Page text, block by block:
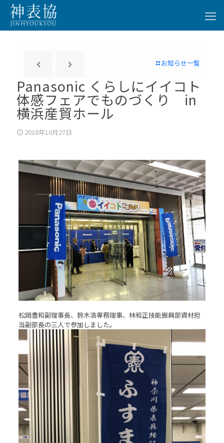
お知らせ一覧
Panasonic くらしにイイコト
体感フェアでものづくり in
横浜産貿ホール
2018年10月27日
松岡豊和副理事長、鈴木浩専務理事、林和正技能振興部資材担
当副部長の三人で参加しました。